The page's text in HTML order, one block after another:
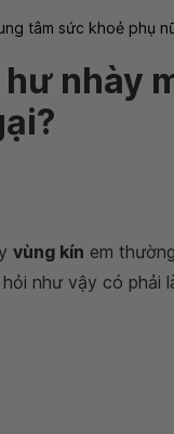
tâm sức khoẻ phụ
nhày
vùng kín em
như vậy có phải